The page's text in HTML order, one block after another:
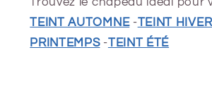
TEINT AUTOMNE-TEINT HIVER
PRINTEMPS-TEINT ÉTÉ